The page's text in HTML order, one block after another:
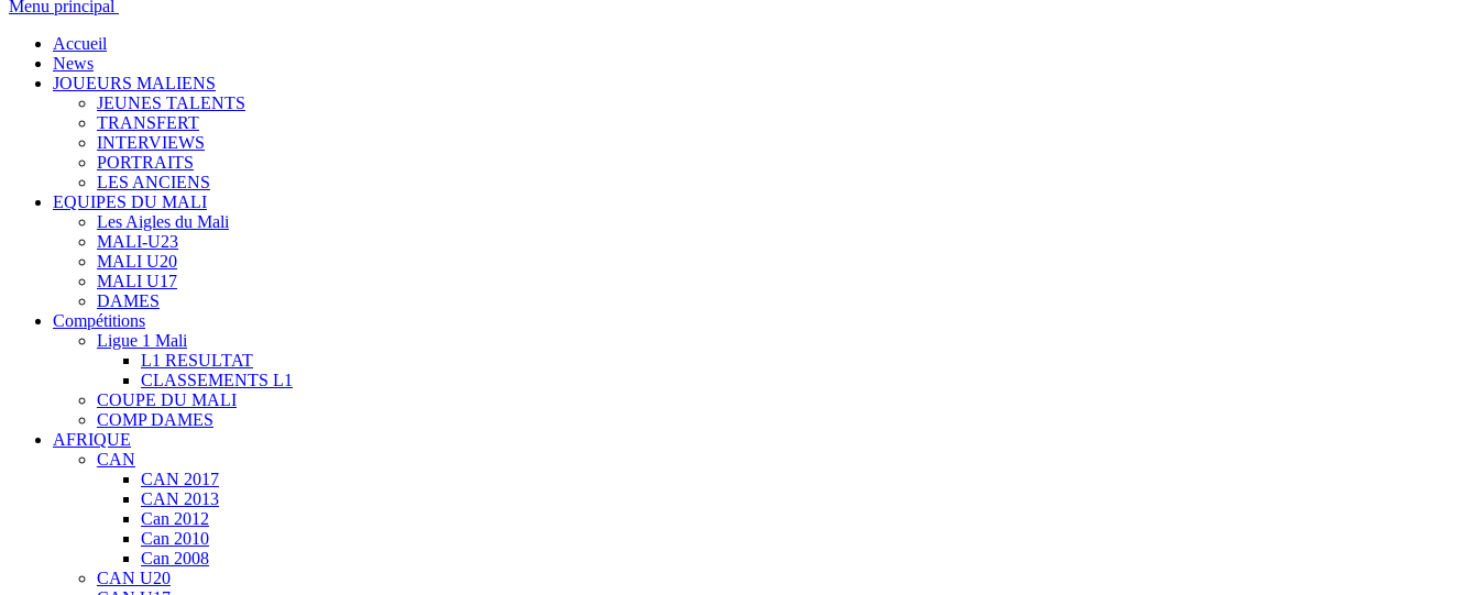
Menu principal
Accueil
News
JOUEURS MALIENS
JEUNES TALENTS
TRANSFERT
INTERVIEWS
PORTRAITS
LES ANCIENS
EQUIPES DU MALI
Les Aigles du Mali
MALI-U23
MALI U20
MALI U17
DAMES
Compétitions
Ligue 1 Mali
L1 RESULTAT
CLASSEMENTS L1
COUPE DU MALI
COMP DAMES
AFRIQUE
CAN
CAN 2017
CAN 2013
Can 2012
Can 2010
Can 2008
CAN U20